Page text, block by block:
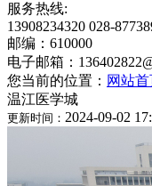
服务热线:
13908234320 028-
邮编：610000
电子邮箱：
您当前的位置： 网站
温江医学城
更新时间： 2024-09-02